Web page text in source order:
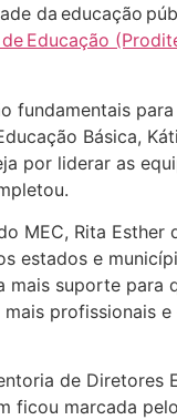
da educação
Educação
fundamentais
Básica,
por liderar as
MEC, Rita Esther
estados e
suporte para
profissionais
de Diretores
ficou marcada